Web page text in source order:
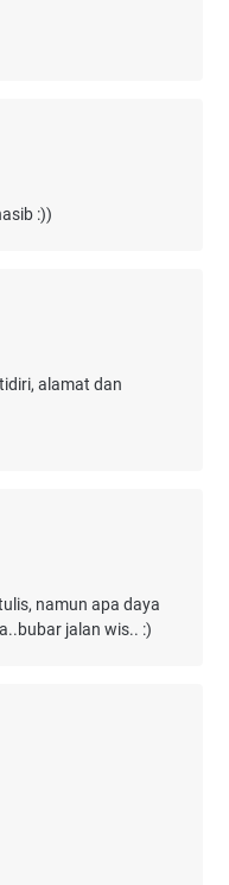
:))
alamat dan
namun apa daya
jalan wis.. :)